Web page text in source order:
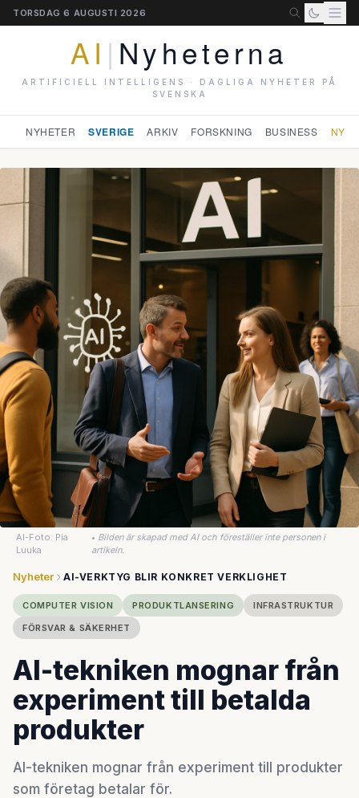
TORSDAG 6 AUGUSTI 2026
AI | Nyheterna
ARTIFICIELL INTELLIGENS · DAGLIGA NYHETER PÅ
SVENSKA
NYHETER SVERIGE ARKIV FORSKNING BUSINESS
AI-Foto: Pia
Luuka
• Bilden är skapad med AI och föreställer inte personen i
artikeln.
Nyheter AI-VERKTYG BLIR KONKRET VERKLIGHET
COMPUTER VISION PRODUKTLANSERING
INFRASTRUKTUR
FÖRSVAR & SÄKERHET
AI-tekniken mognar från
experiment till betalda
produkter
AI-tekniken mognar från experiment till produkter
som företag betalar för.